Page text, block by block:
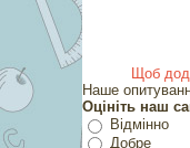
Щоб
Наше
Оцініть наш
Відмінно
Добре